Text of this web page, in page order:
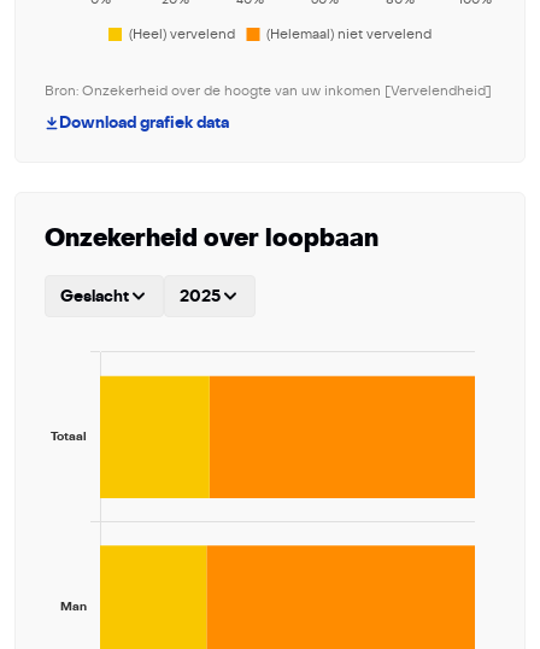
Bron: Onzekerheid over de hoogte van uw inkomen [Vervelendheid]
Download grafiek data
Onzekerheid over loopbaan
Geslacht 2025